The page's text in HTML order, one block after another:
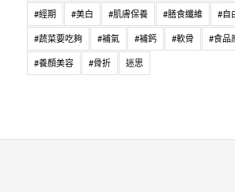
#經期 #美白 #肌膚保養 #膳食纖維 #自
#蔬菜要吃夠 #補氣 #補鈣 #軟骨 #食品
#養顏美容 #骨折 迷思